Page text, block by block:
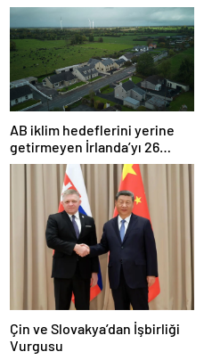
AB iklim hedeflerini yerine
getirmeyen İrlanda’yı 26
milyar euroluk ceza bekliyor
Çin ve Slovakya’dan İşbirliği
Vurgusu